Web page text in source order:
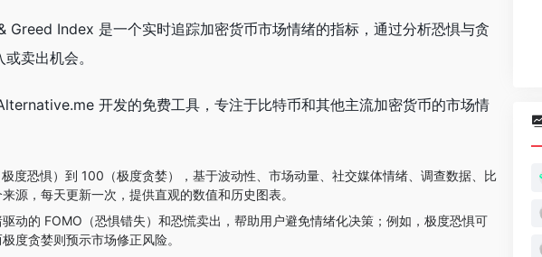
Index 是一个实时追踪加密货币市场情绪的指标，通过分析恐惧与贪
卖出机会。
开发的免费工具，专注于比特币和其他主流加密货币的市场情
极度恐惧）到 100（极度贪婪），基于波动性、市场动量、社交媒体情绪、调查数据、比
源，每天更新一次，提供直观的数值和历史图表。
驱动的 FOMO（恐惧错失）和恐慌卖出，帮助用户避免情绪化决策；例如，极度恐惧可
度贪婪则预示市场修正风险。